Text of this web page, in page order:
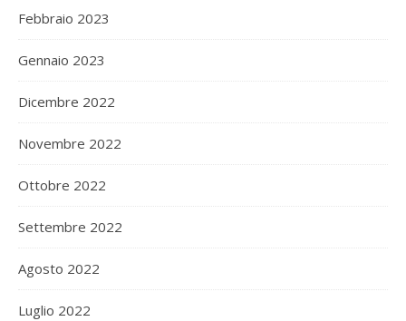
Febbraio 2023
Gennaio 2023
Dicembre 2022
Novembre 2022
Ottobre 2022
Settembre 2022
Agosto 2022
Luglio 2022